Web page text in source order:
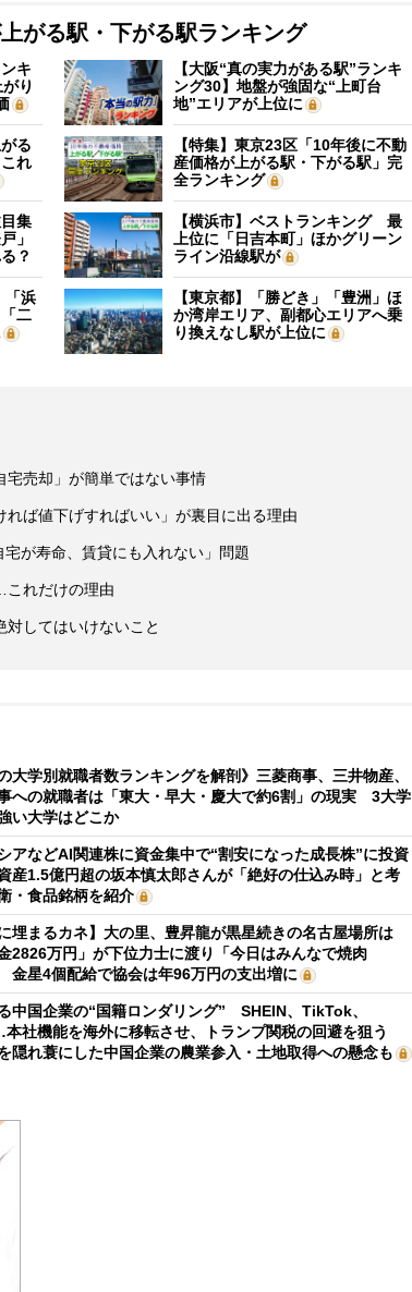
がる駅・下がる駅ランキング
キ
り
【大阪“真の実力がある駅”ランキ
ング30】地盤が強固な“上町台
地”エリアが上位に
る
れ
【特集】東京23区「10年後に不動
産価格が上がる駅・下がる駅」完
全ランキング
集
」
？
【横浜市】ベストランキング 最
上位に「日吉本町」ほかグリーン
ライン沿線駅が
「浜
二
【東京都】「勝どき」「豊洲」ほ
か湾岸エリア、副都心エリアへ乗
り換えなし駅が上位に
売却」が簡単ではない事情
ば値下げすればいい」が裏目に出る理由
が寿命、賃貸にも入れない」問題
これだけの理由
してはいけないこと
の大学別就職者数ランキングを解剖》三菱商事、三井物産、
への就職者は「東大・早大・慶大で約6割」の現実 3大学
い大学はどこか
アなどAI関連株に資金集中で“割安になった成長株”に投資
1.5億円超の坂本慎太郎さんが「絶好の仕込み時」と考
・食品銘柄を紹介
に埋まるカネ】大の里、豊昇龍が黒星続きの名古屋場所は
金2826万円」が下位力士に渡り「今日はみんなで焼肉
星4個配給で協会は年96万円の支出増に
中国企業の“国籍ロンダリング” SHEIN、TikTok、
社機能を海外に移転させ、トランプ関税の回避を狙う
隠れ蓑にした中国企業の農業参入・土地取得への懸念も